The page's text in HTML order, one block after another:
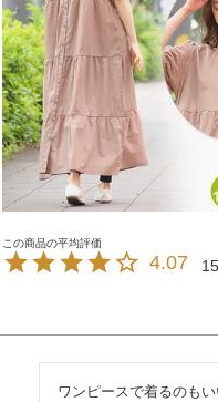
4.07 15
ワンピースで着るのも